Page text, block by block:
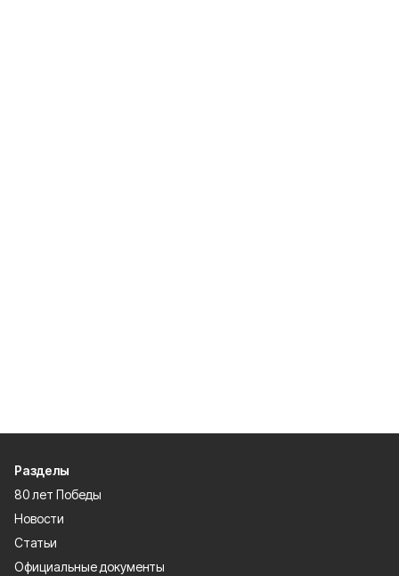
Разделы
80 лет Победы
Новости
Статьи
Официальные документы